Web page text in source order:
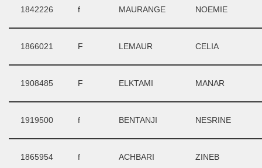
1842226 f MAURANGE NOEMIE
1866021 F LEMAUR CELIA
1908485 F ELKTAMI MANAR
1919500 f BENTANJI NESRINE
1865954 f ACHBARI ZINEB